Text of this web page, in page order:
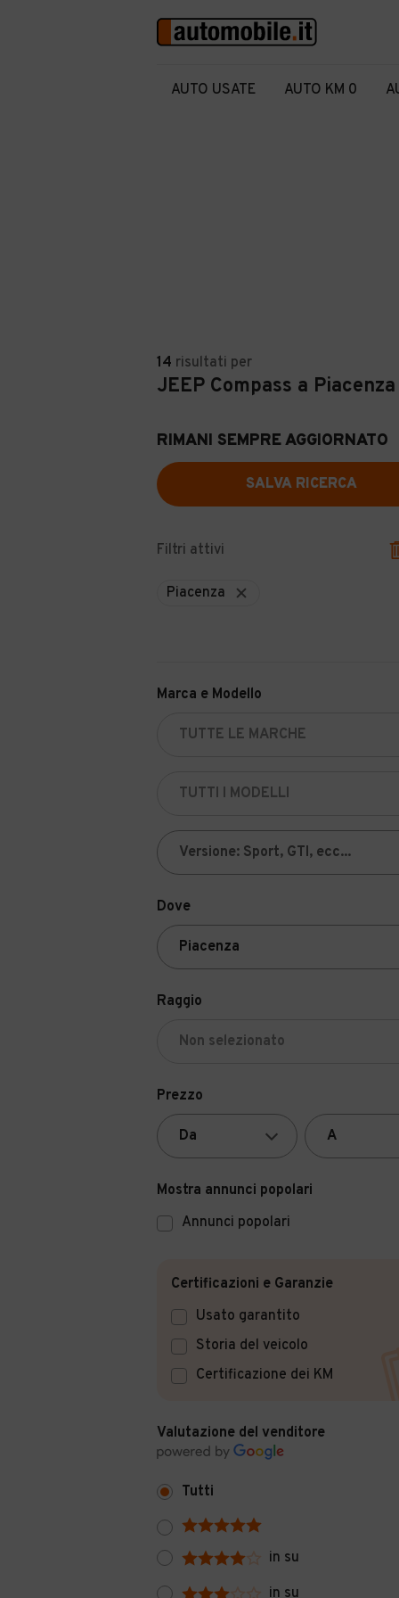
AUTO USATE AUTO KM 0
14 risultati per
JEEP Compass a Piacenza
RIMANI SEMPRE AGGIORNATO
SALVA RICERCA
Filtri attivi
Piacenza
Marca e Modello
Dove
Raggio
Prezzo
Mostra annunci popolari
Annunci popolari
Certificazioni e Garanzie
Usato garantito
Storia del veicolo
Certificazione dei KM
Valutazione del venditore
Tutti
in su
in su